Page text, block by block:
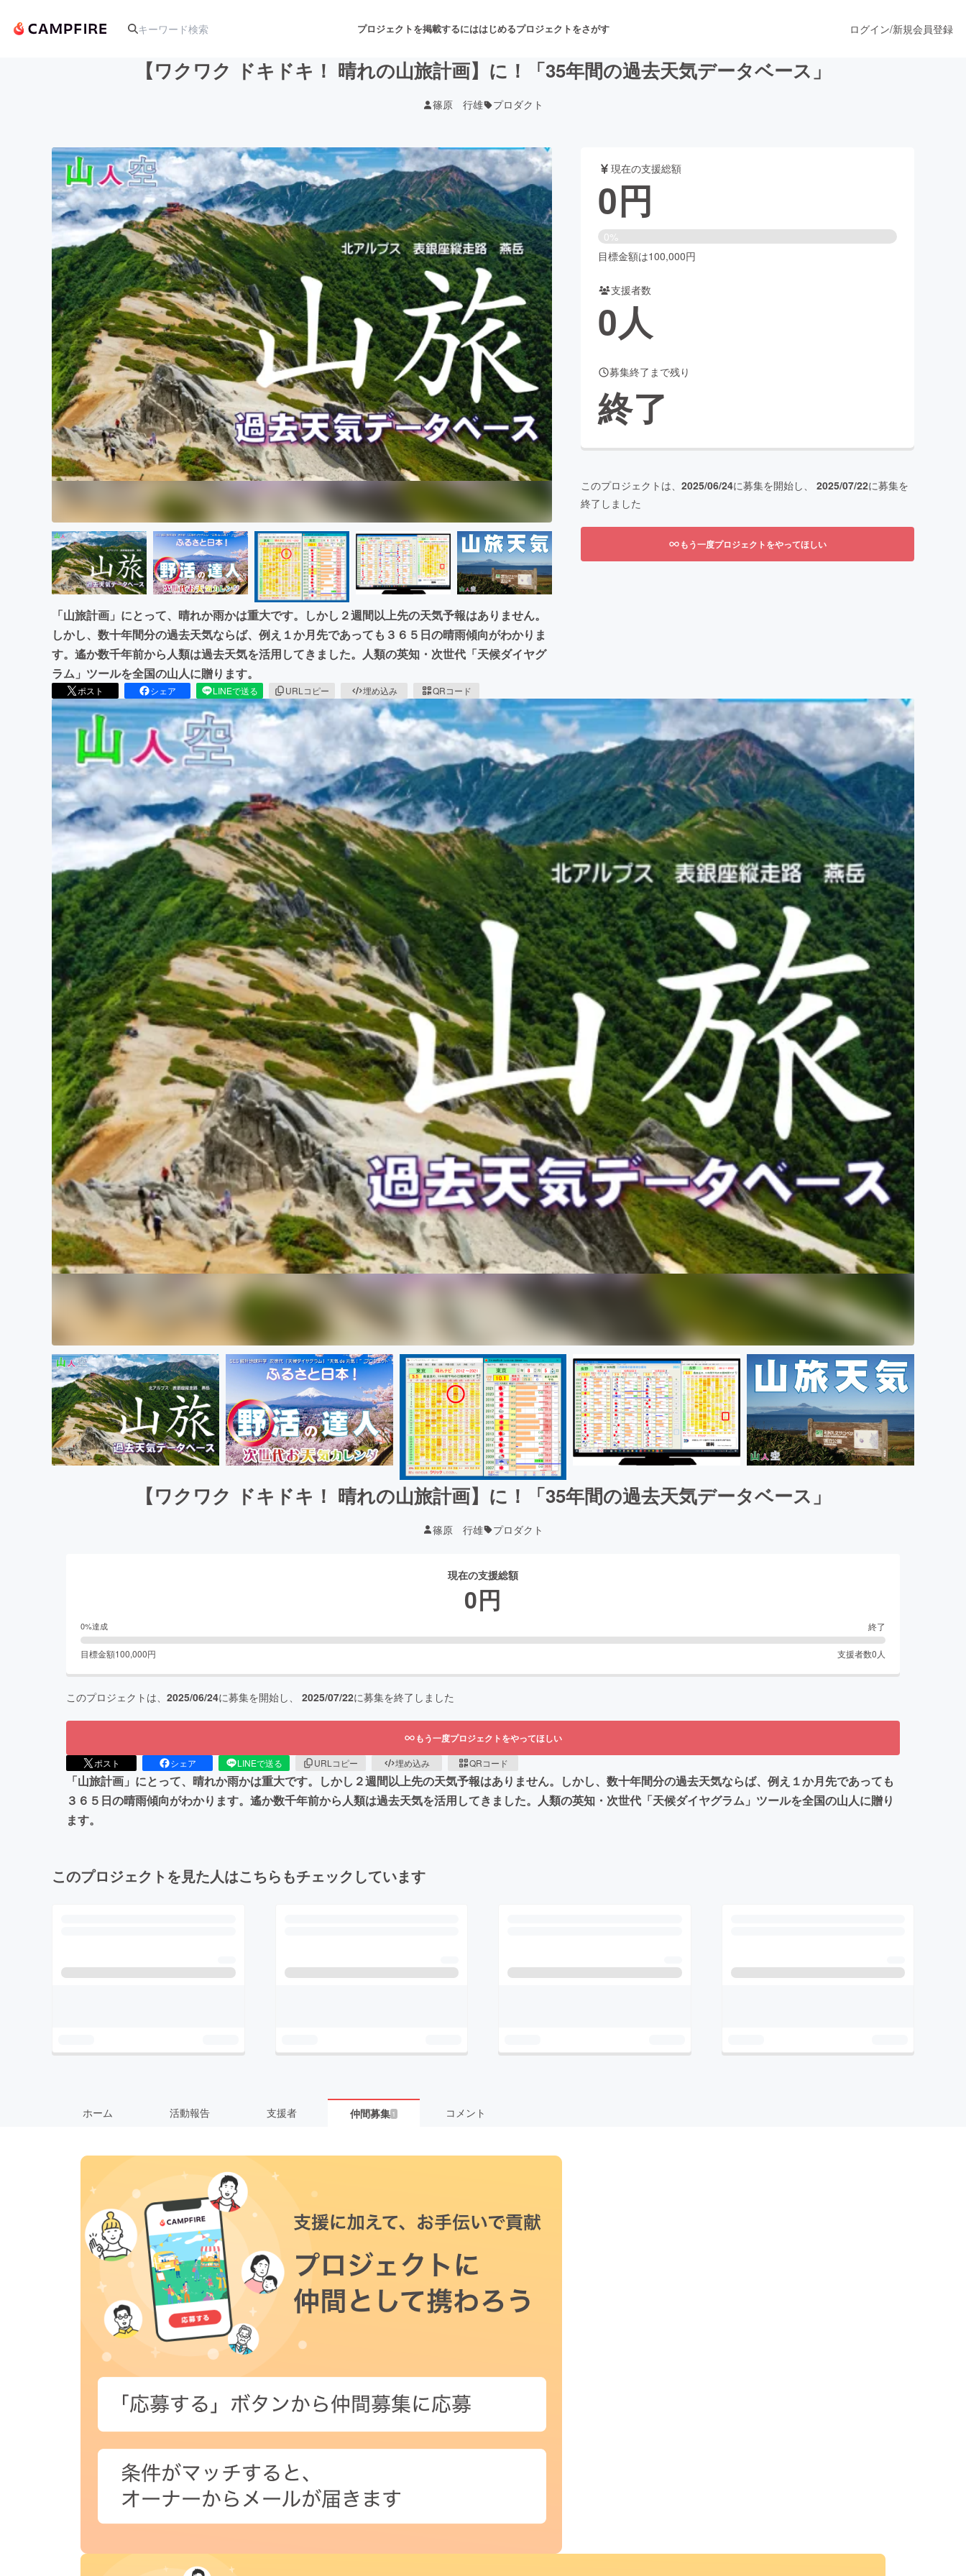
プロジェクトを掲載するにははじめるプロジェクトをさがす
アート・写真 音楽 舞台・パフォーマンス
テクノロジー・ガジェット ゲーム・サービス開発 フード・飲食店
映像・映画 書籍・雑誌出版 アニメ・漫画
ビジネス・起業 チャレンジ ビューティー・ヘルスケア
まちづくり・地域活性化
CAMPFIRE for Social GoodCAMPFIRE Creation
CAMPFIREふるさと納税machi-yaコミュニティ
ログイン/新規会員登録
【ワクワク ドキドキ！ 晴れの山旅計画】に！「35年間の過去天気データベース」
篠原 行雄 プロダクト
「山旅計画」にとって、晴れか雨かは重大です。しかし２週間以上先の天気予報はありません。
しかし、数十年間分の過去天気ならば、例え１か月先であっても３６５日の晴雨傾向がわかりま
す。遙か数千年前から人類は過去天気を活用してきました。人類の英知・次世代「天候ダイヤグ
ラム」ツールを全国の山人に贈ります。
ポスト シェア LINEで送る URLコピー 埋め込み QRコード
現在の支援総額
0円
0%
目標金額は100,000円
支援者数
0人
募集終了まで残り
終了
このプロジェクトは、 2025/06/24に募集を開始し、 2025/07/22に募集を
終了しました
もう一度プロジェクトをやってほしい
【ワクワク ドキドキ！ 晴れの山旅計画】に！「35年間の過去天気データベース」
篠原 行雄 プロダクト
現在の支援総額
0円
0%達成 終了
目標金額100,000円 支援者数0 人
このプロジェクトは、 2025/06/24に募集を開始し、 2025/07/22に募集を終了しました
もう一度プロジェクトをやってほしい
ポスト シェア LINEで送る URLコピー 埋め込み QRコード
「山旅計画」にとって、晴れか雨かは重大です。しかし２週間以上先の天気予報はありません。しかし、数十年間分の過去天気ならば、例え１か月先であっても
３６５日の晴雨傾向がわかります。遙か数千年前から人類は過去天気を活用してきました。人類の英知・次世代「天候ダイヤグラム」ツールを全国の山人に贈り
ます。
このプロジェクトを見た人はこちらもチェックしています
ホーム 活動報告 支援者 仲間募集 1 コメント